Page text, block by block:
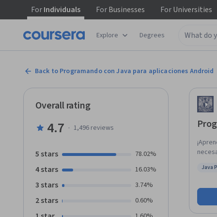
ForIndividuals ForBusinesses ForUniversities
Explore Degrees
Back to Programando con Java para aplicaciones Android
Java
Overall rating
4.7 · 1,496reviews
5 stars 78.02%
4 stars 16.03%
3 stars 3.74%
2 stars 0.60%